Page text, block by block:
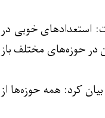
استعدادهای خوبی در
در حوزه‌های مختلف باز
کرد: همه حوزه‌ها از